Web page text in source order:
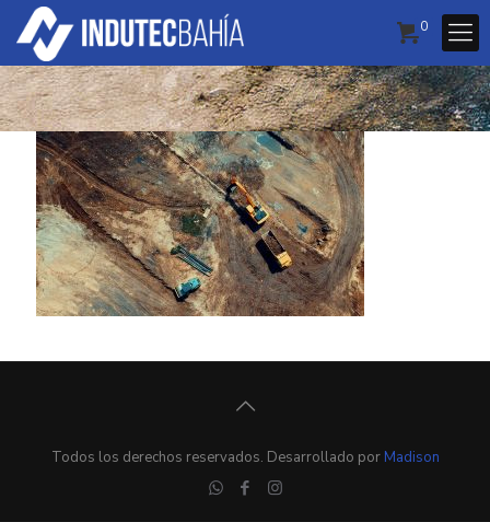
0
Todos los derechos reservados. Desarrollado por Madison